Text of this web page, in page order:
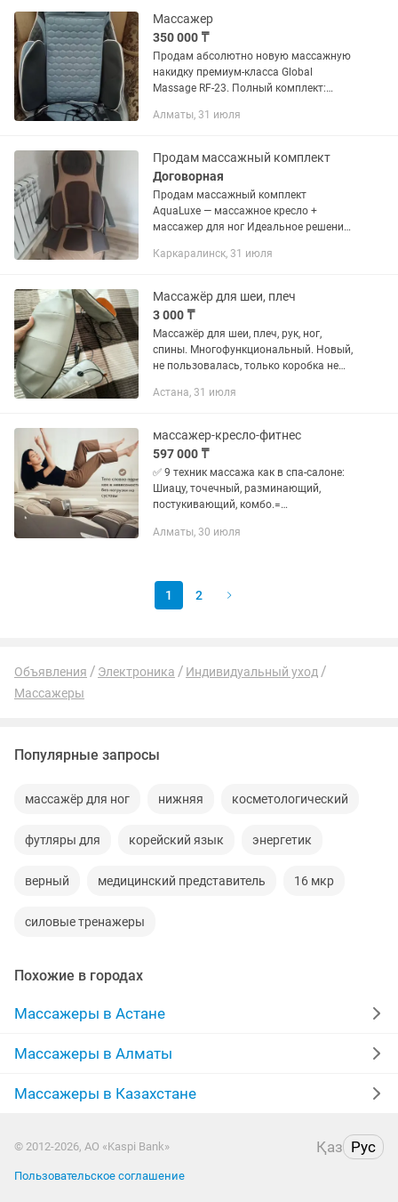
массажа,...
Массажер
350 000 ₸
Продам абсолютно новую массажную
накидку премиум-класса Global
Massage RF-23. Полный комплект:
и блок питания. Массажер не
Алматы, 31 июля
Продам массажный комплект
Договорная
Продам массажный комплект
AquaLuxe — массажное кресло +
массажер для ног Идеальное решение
работы, учебы или тренировок.
в спине,...
Каркаралинск, 31 июля
Массажёр для шеи, плеч
3 000 ₸
Массажёр для шеи, плеч, рук, ног,
спины. Многофункциональный. Новый,
не пользовалась, только коробка не
Момышулы 14
Астана, 31 июля
массажер-кресло-фитнес
597 000 ₸
✅ 9 техник массажа как в спа-салоне:
Шиацу, точечный, разминающий,
постукивающий, комбо.=
массажная каретка:Шея, плечи, спина,
Алматы, 30 июля
1 2
Объявления Электроника
Индивидуальный уход
Массажеры
Популярные запросы
массажёр для ног нижняя косметологический
футляры для корейский язык энергетик
верный медицинский представитель 16 мкр
силовые тренажеры
Похожие в городах
Массажеры в Астане
Массажеры в Алматы
Массажеры в Казахстане
© 2012-2026, АО «Kaspi Bank» Қаз Рус
Пользовательское соглашение